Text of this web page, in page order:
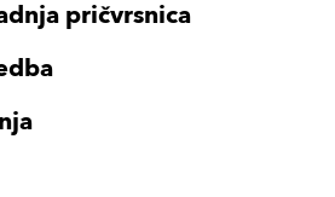
pričvrsnica